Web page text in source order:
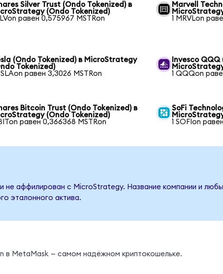
Silver Trust (Ondo Tokenized) в
(Ondo Tokenized)
равен 0,575967 MSTRon
Marvell
1 MRVLon
(Ondo Tokenized) в MicroStrategy
Tokenized)
равен 3,3026 MSTRon
Invesco
1 QQQon
Bitcoin Trust (Ondo Tokenized) в
(Ondo Tokenized)
равен 0,366368 MSTRon
SoFi
1 SOFIon
аффилирован с MicroStrategy. Название компании и
эталонного актива.
в MetaMask — самом надёжном криптокошельке.